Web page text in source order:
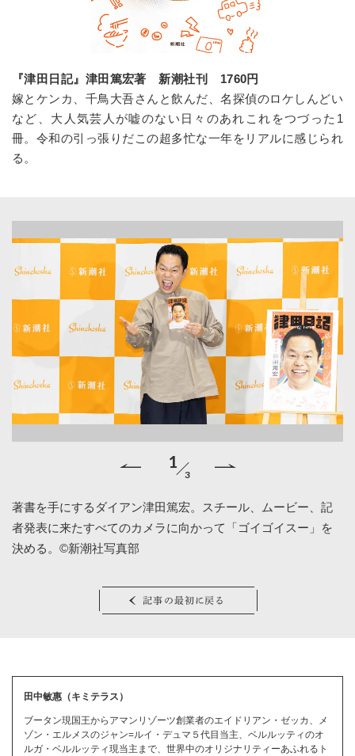
『津田日記』津田篤宏著 新潮社刊 1760円
嫁とケンカ、千鳥大吾さんと飲んだ、名探偵のロケしんどい
など、大人気芸人が嘘のない日々のあれこれをつづった 1
冊。令和の引っ張りだこの超多忙な一年をリアルに感じられ
る。
著書を手にするダイアン津田篤宏。スチール、ムービー、記
者発表に来たすべてのカメラに向かって「ゴイゴイスー」を
決める。©新潮社写真部
記事の最初に戻る
1
3
田中敏惠（キミテラス）
ブータン現国王からアマンリゾーツ創業者のエイドリアン・ゼッカ、メ
ゾン・エルメスのジャン=ルイ・デュマ５代目当主、ベルルッティのオ
ルガ・ベルルッティ現当主まで、世界中のオリジナリティーあふれるト